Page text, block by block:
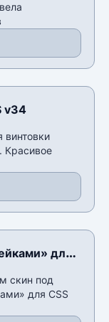
v34
винтовки
Красивое
для
скин под
для CSS